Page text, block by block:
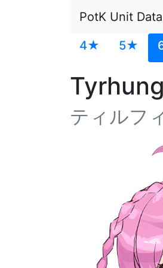
PotK Unit
4★ 5★
Tyrhung
ティルフ